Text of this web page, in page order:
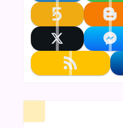
تابعنا على blogger تابعنا على khamsat
تابعنا على messenger تابعنا على x
تابعنا على rss